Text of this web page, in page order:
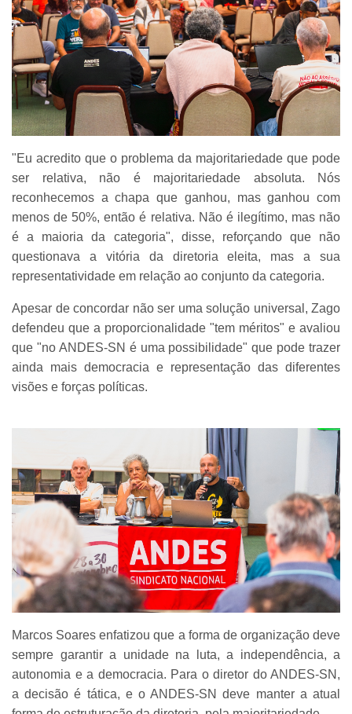
"Eu acredito que o problema da majoritariedade que pode
ser relativa, não é majoritariedade absoluta. Nós
reconhecemos a chapa que ganhou, mas ganhou com
menos de 50%, então é relativa. Não é ilegítimo, mas não
é a maioria da categoria", disse, reforçando que não
questionava a vitória da diretoria eleita, mas a sua
representatividade em relação ao conjunto da categoria.
Apesar de concordar não ser uma solução universal, Zago
defendeu que a proporcionalidade "tem méritos" e avaliou
que "no ANDES-SN é uma possibilidade" que pode trazer
ainda mais democracia e representação das diferentes
visões e forças políticas.
Marcos Soares enfatizou que a forma de organização deve
sempre garantir a unidade na luta, a independência, a
autonomia e a democracia. Para o diretor do ANDES-SN,
a decisão é tática, e o ANDES-SN deve manter a atual